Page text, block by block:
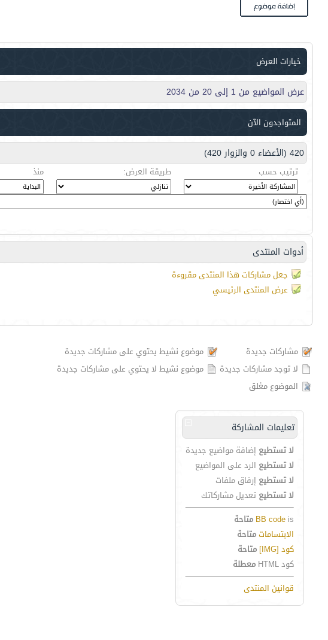
خيارات العرض
عرض المواضيع من 1 إلى 20 من 2034
المتواجدون الآن
420 (الأعضاء 0 والزوار 420)
ترتيب حسب طريقة العرض: منذ
أدوات المنتدى
جعل مشاركات هذا المنتدى مقروءة
عرض المنتدى الرئيسي
مشاركات جديدة
موضوع نشيط يحتوي على مشاركات جديدة
لا توجد مشاركات جديدة
موضوع نشيط لا يحتوي على مشاركات جديدة
الموضوع مغلق
تعليمات المشاركة
لا تستطيع إضافة مواضيع جديدة
لا تستطيع الرد على المواضيع
لا تستطيع إرفاق ملفات
لا تستطيع تعديل مشاركاتك
BB code is
متاحة
الابتساماتمتاحة
كود [IMG]
متاحة
كود HTML
معطلة
قوانين المنتدى